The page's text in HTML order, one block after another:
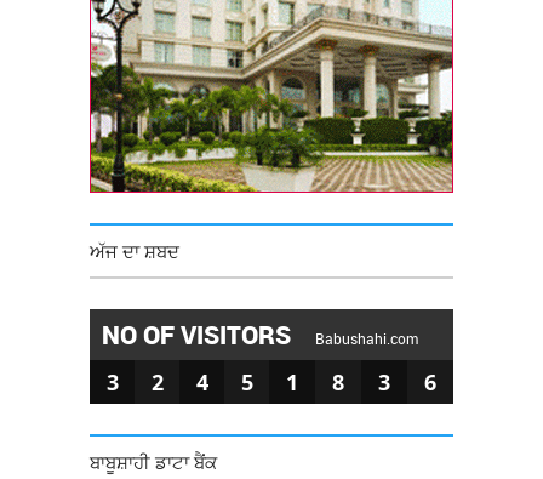
ਅੱਜ ਦਾ ਸ਼ਬਦ
NO OF VISITORS Babushahi.com
3 2 4 5 1 8 3 6
ਬਾਬੂਸ਼ਾਹੀ ਡਾਟਾ ਬੈਂਕ